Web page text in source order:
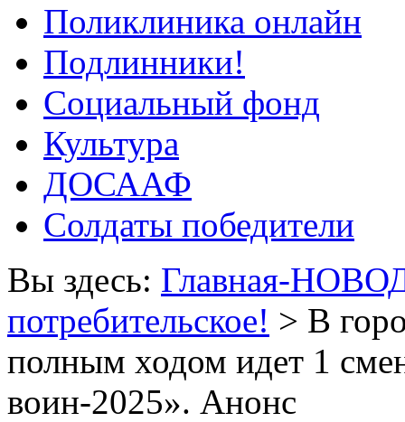
Поликлиника онлайн
Подлинники!
Социальный фонд
Культура
ДОСААФ
Солдаты победители
Вы здесь: Главная-
потребительское! > В
полным ходом идет 1
воин-2025». Анонс